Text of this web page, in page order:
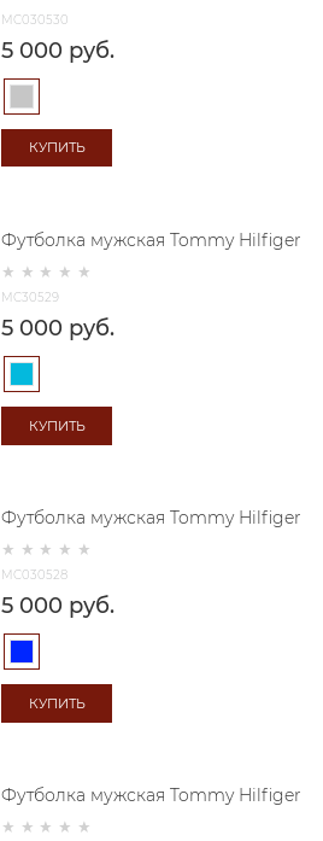
MC030530
5 000 руб.
КУПИТЬ
MC30529
Футболка мужская Tommy Hilfiger
5 000 руб.
КУПИТЬ
MC030528
Футболка мужская Tommy Hilfiger
5 000 руб.
КУПИТЬ
Футболка мужская Tommy Hilfiger